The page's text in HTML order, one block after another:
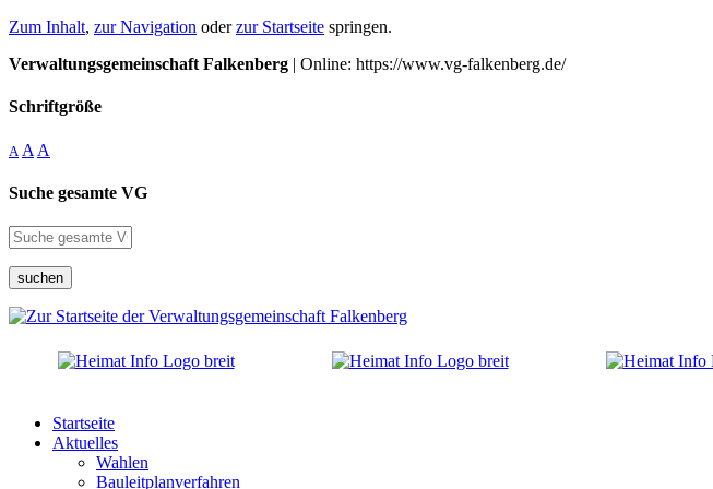
Zum Inhalt, zur Navigation oderzur Startseite springen.
Verwaltungsgemeinschaft Falkenberg | Online: https://www.vg-falkenberg.de/
Schriftgröße
A A A
Suche gesamte VG
suchen
Startseite
Aktuelles
Wahlen
Bauleitplanverfahren